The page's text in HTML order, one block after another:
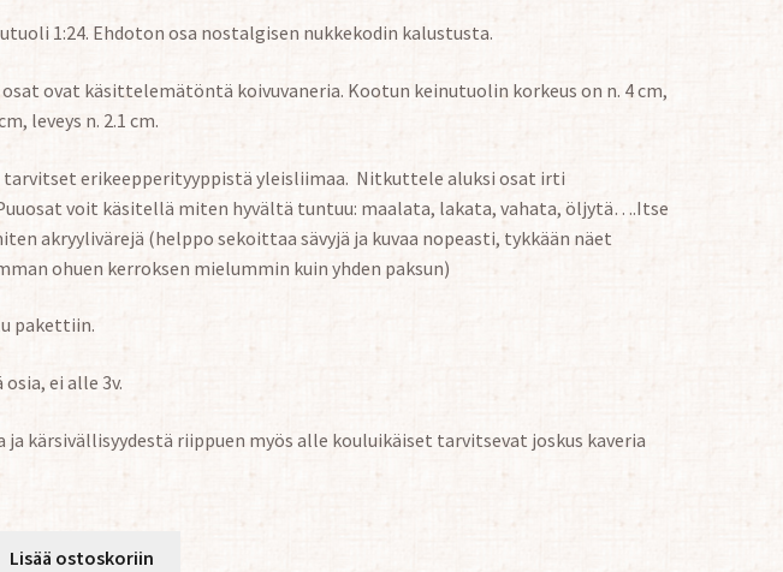
1:24. Ehdoton osa nostalgisen nukkekodin kalustusta.
ovat käsittelemätöntä koivuvaneria. Kootun keinutuolin korkeus on n. 4 cm,
leveys n. 2.1 cm.
tarvitset erikeepperityyppistä yleisliimaa. Nitkuttele aluksi osat irti
voit käsitellä miten hyvältä tuntuu: maalata, lakata, vahata, öljytä….Itse
akryylivärejä (helppo sekoittaa sävyjä ja kuvaa nopeasti, tykkään näet
ohuen kerroksen mielummin kuin yhden paksun)
pakettiin.
ei alle 3v.
ja kärsivällisyydestä riippuen myös alle kouluikäiset tarvitsevat joskus kaveria
Lisää ostoskoriin